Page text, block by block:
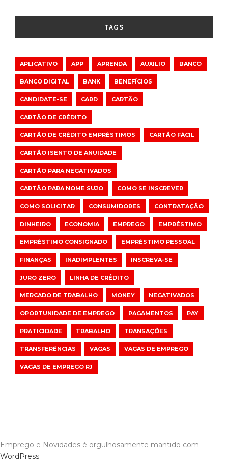
TAGS
APLICATIVO APP APRENDA AUXILIO BANCO
BANCO DIGITAL BANK BENEFÍCIOS
CANDIDATE-SE CARD CARTÃO
CARTÃO DE CRÉDITO
CARTÃO DE CRÉDITO EMPRÉSTIMOS CARTÃO FÁCIL
CARTÃO ISENTO DE ANUIDADE
CARTÃO PARA NEGATIVADOS
CARTÃO PARA NOME SUJO COMO SE INSCREVER
COMO SOLICITAR CONSUMIDORES CONTRATAÇÃO
DINHEIRO ECONOMIA EMPREGO EMPRÉSTIMO
EMPRÉSTIMO CONSIGNADO EMPRÉSTIMO PESSOAL
FINANÇAS INADIMPLENTES INSCREVA-SE
JURO ZERO LINHA DE CRÉDITO
MERCADO DE TRABALHO MONEY NEGATIVADOS
OPORTUNIDADE DE EMPREGO PAGAMENTOS PAY
PRATICIDADE TRABALHO TRANSAÇÕES
TRANSFERÊNCIAS VAGAS VAGAS DE EMPREGO
VAGAS DE EMPREGO RJ
Emprego e Novidades é orgulhosamente mantido com
WordPress